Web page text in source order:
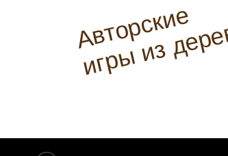
Авторские
игры из